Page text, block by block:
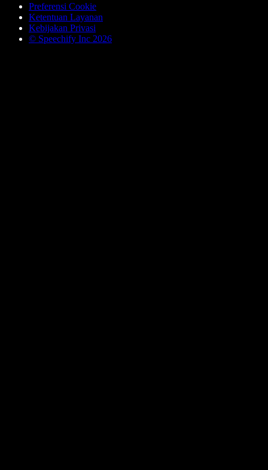
Preferensi Cookie
Ketentuan Layanan
Kebijakan Privasi
© Speechify Inc 2026